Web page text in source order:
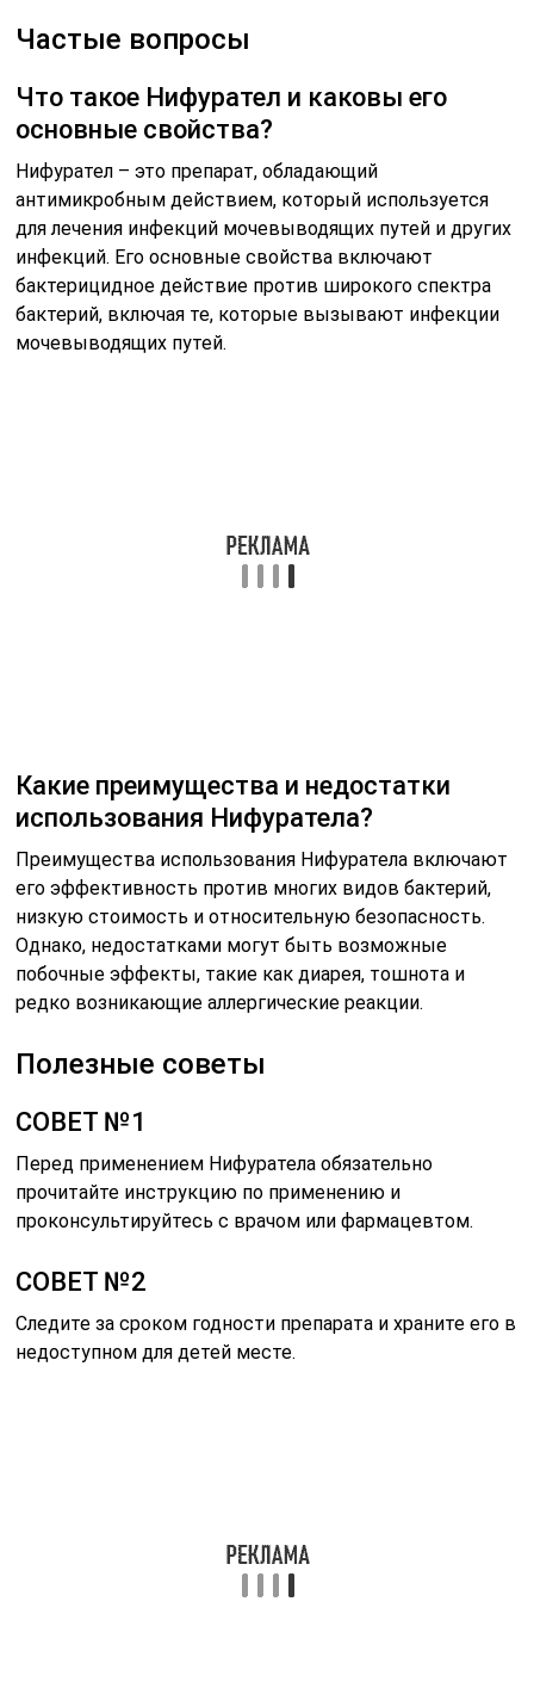
Частые вопросы
Что такое Нифурател и каковы его
основные свойства?
Нифурател – это препарат, обладающий
антимикробным действием, который используется
для лечения инфекций мочевыводящих путей и других
инфекций. Его основные свойства включают
бактерицидное действие против широкого спектра
бактерий, включая те, которые вызывают инфекции
мочевыводящих путей.
Какие преимущества и недостатки
использования Нифуратела?
Преимущества использования Нифуратела включают
его эффективность против многих видов бактерий,
низкую стоимость и относительную безопасность.
Однако, недостатками могут быть возможные
побочные эффекты, такие как диарея, тошнота и
редко возникающие аллергические реакции.
Полезные советы
СОВЕТ №1
Перед применением Нифуратела обязательно
прочитайте инструкцию по применению и
проконсультируйтесь с врачом или фармацевтом.
СОВЕТ №2
Следите за сроком годности препарата и храните его в
недоступном для детей месте.